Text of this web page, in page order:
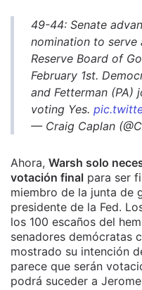
49-44: Senate
nomination to serve
Reserve Board of
February 1st.
and Fetterman (PA)
voting Yes.
— Craig Caplan
Ahora, Warsh solo
votación final para ser
miembro de la junta de
presidente de la Fed.
los 100 escaños del
senadores demócratas
mostrado su intención
parece que serán
podrá suceder a